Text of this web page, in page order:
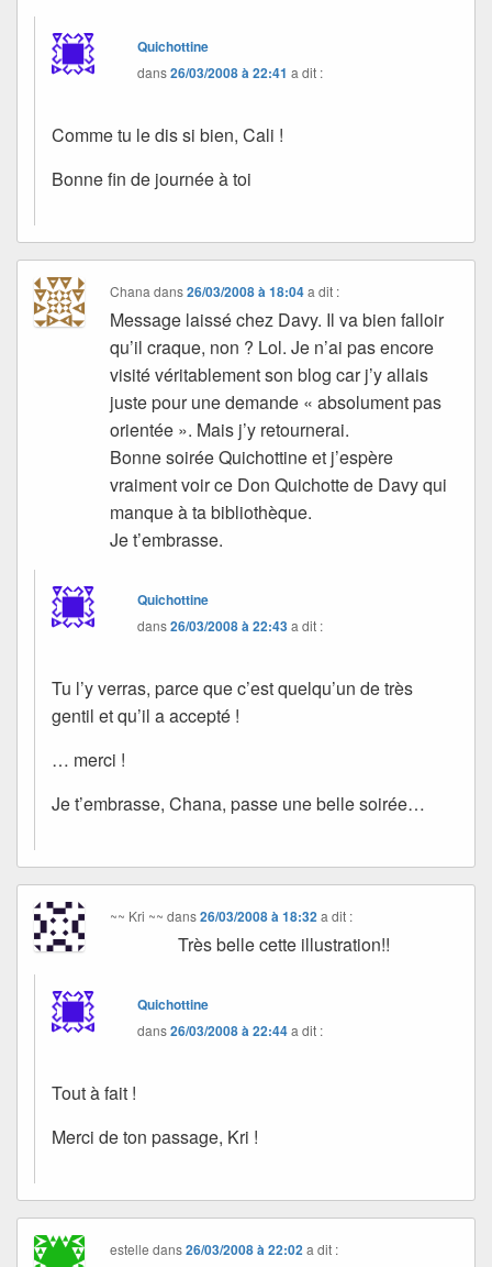
Quichottine
dans26/03/2008 à 22:41 a dit :
Comme tu le dis si bien, Cali !
Bonne fin de journée à toi
Chana dans26/03/2008 à 18:04 a dit :
Message laissé chez Davy. Il va bien falloir
qu’il craque, non ? Lol. Je n’ai pas encore
visité véritablement son blog car j’y allais
juste pour une demande « absolument pas
orientée ». Mais j’y retournerai.
Bonne soirée Quichottine et j’espère
vraiment voir ce Don Quichotte de Davy qui
manque à ta bibliothèque.
Je t’embrasse.
Quichottine
dans26/03/2008 à 22:43a dit :
Tu l’y verras, parce que c’est quelqu’un de très
gentil et qu’il a accepté !
… merci !
Je t’embrasse, Chana, passe une belle soirée…
~~ Kri ~~ dans26/03/2008 à 18:32 a dit :
Très belle cette illustration!!
Quichottine
dans26/03/2008 à 22:44a dit :
Tout à fait !
Merci de ton passage, Kri !
estelle dans26/03/2008 à 22:02 a dit :